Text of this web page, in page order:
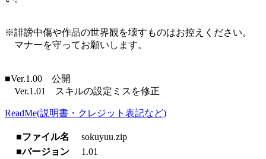
※誹謗中傷や作品の世界観を壊すものはお控えください。
マナーを守ってお願いします。
■Ver.1.00 公開
Ver.1.01 スキルの設定ミスを修正
ReadMe(説明書・クレジット表記など)
■ファイル名
sokuyuu.zip
■バージョン
1.01